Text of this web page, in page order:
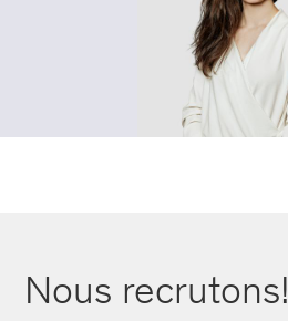
Nous recrutons!